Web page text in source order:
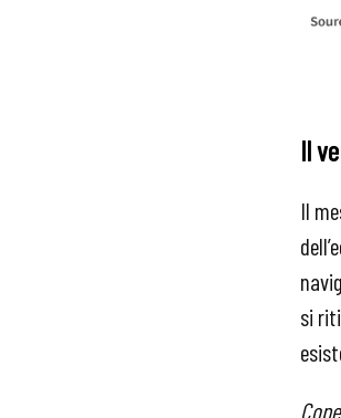
Il
Il
si